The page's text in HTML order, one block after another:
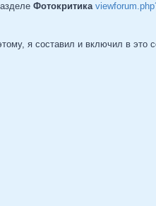
Фотокритика
я составил и включил в это